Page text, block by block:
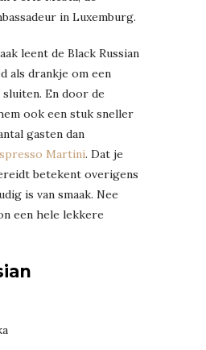
in Luxemburg.
leent de Black Russian
als drankje om een
En door de
ook een stuk sneller
gasten dan
Martini. Dat je
betekent overigens
is van smaak. Nee
een hele lekkere